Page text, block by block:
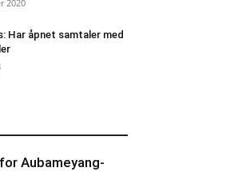
2020
Har åpnet samtaler med
Aubameyang-